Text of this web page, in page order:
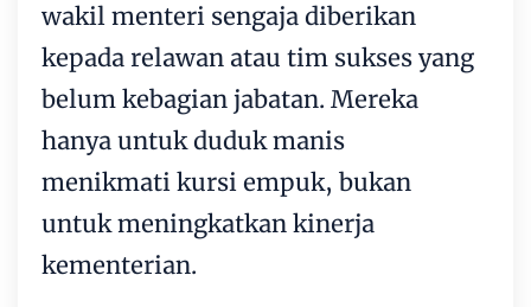
wakil menteri sengaja diberikan
kepada relawan atau tim sukses yang
belum kebagian jabatan. Mereka
hanya untuk duduk manis
menikmati kursi empuk, bukan
untuk meningkatkan kinerja
kementerian.